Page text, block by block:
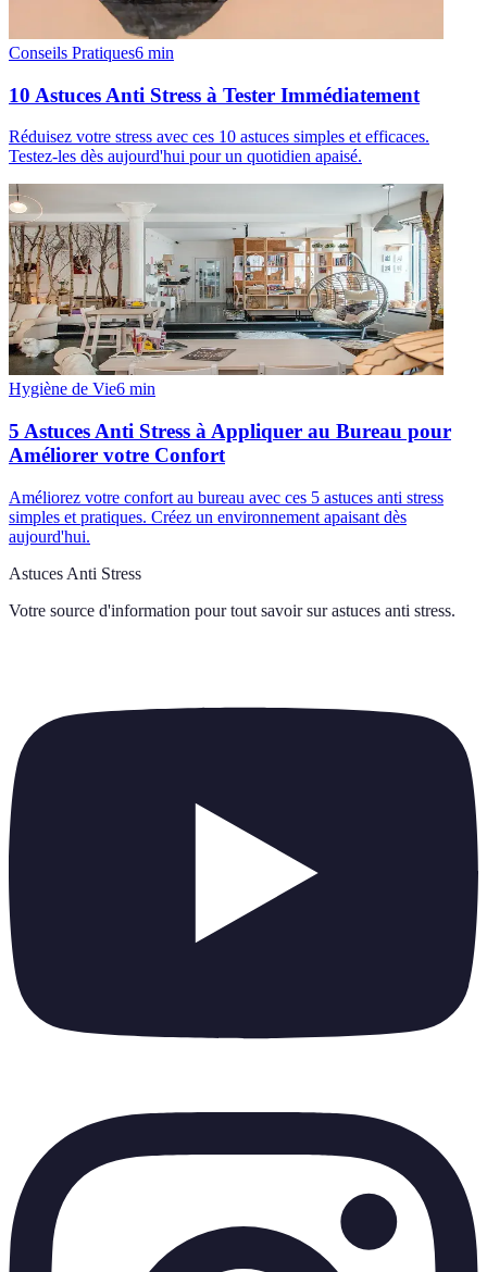
Conseils Pratiques6 min
10 Astuces Anti Stress à Tester Immédiatement
Réduisez votre stress avec ces 10 astuces simples et efficaces.
Testez-les dès aujourd'hui pour un quotidien apaisé.
Hygiène de Vie6 min
5 Astuces Anti Stress à Appliquer au Bureau pour
Améliorer votre Confort
Améliorez votre confort au bureau avec ces 5 astuces anti stress
simples et pratiques. Créez un environnement apaisant dès
aujourd'hui.
Astuces Anti Stress
Votre source d'information pour tout savoir sur astuces anti stress.